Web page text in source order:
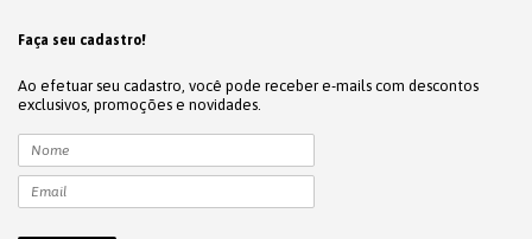
Faça seu cadastro!
Ao efetuar seu cadastro, você pode receber e-mails com descontos
exclusivos, promoções e novidades.